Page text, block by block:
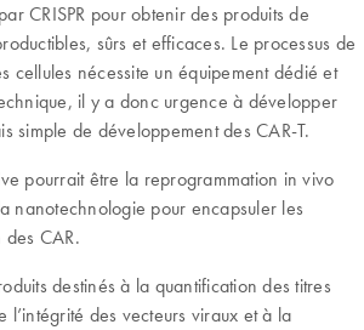
CRISPR pour obtenir des produits de
sûrs et efficaces. Le processus de
cellules nécessite un équipement dédié et
il y a donc urgence à développer
simple de développement des CAR-T.
pourrait être la reprogrammation in vivo
nanotechnologie pour encapsuler les
des CAR.
destinés à la quantification des titres
l’intégrité des vecteurs viraux et à la